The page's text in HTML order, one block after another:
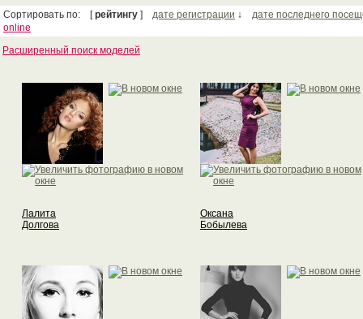
Сортировать по: [рейтингу ] дате регистрации ↓ дате последнего
online
Расширенный поиск моделей
Лалита
Долгова
Оксана
Бобылева